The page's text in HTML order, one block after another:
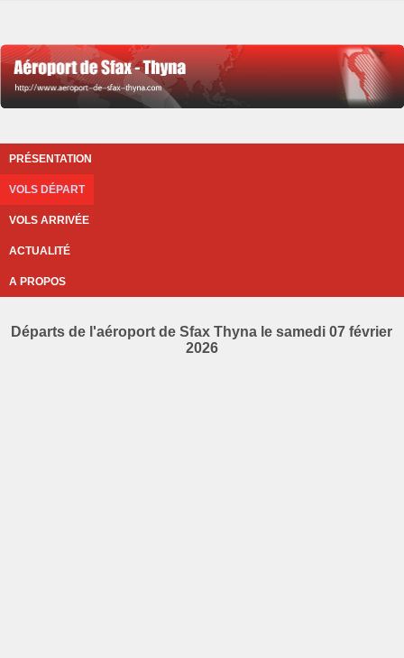
PRÉSENTATION
VOLS DÉPART
VOLS ARRIVÉE
ACTUALITÉ
A PROPOS
Départs de l'aéroport de Sfax Thyna le samedi 07 février
2026